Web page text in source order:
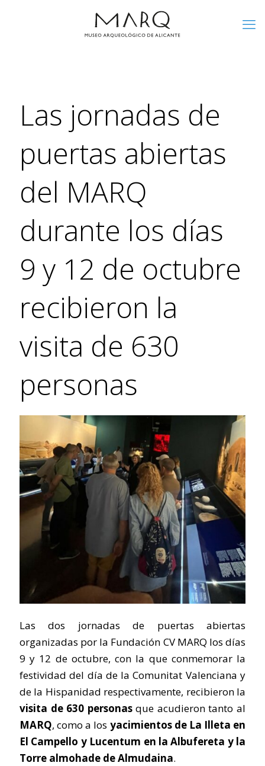
Las jornadas de
puertas abiertas
del MARQ
durante los días
9 y 12 de octubre
recibieron la
visita de 630
personas
Las dos jornadas de puertas abiertas
organizadas por la Fundación CV MARQ los días
9 y 12 de octubre, con la que conmemorar la
festividad del día de la Comunitat Valenciana y
de la Hispanidad respectivamente, recibieron la
visita de 630 personasque acudieron tanto al
MARQ, como a los yacimientos de La Illeta en
El Campello y Lucentum en la Albufereta y la
Torre almohade de Almudaina.